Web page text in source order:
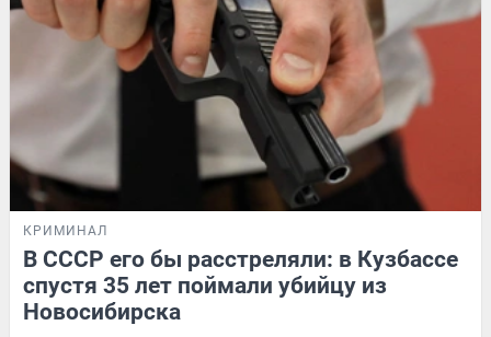
КРИМИНАЛ
В СССР его бы расстреляли: в Кузбассе
спустя 35 лет поймали убийцу из
Новосибирска